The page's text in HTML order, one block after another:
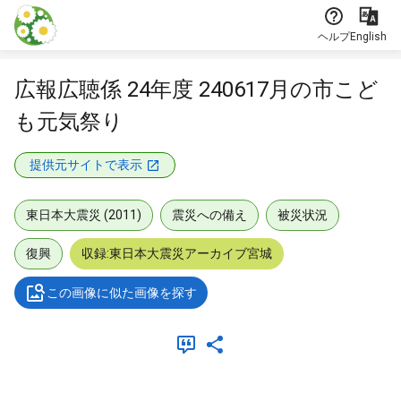
本文に飛ぶ
ヘルプEnglish
広報広聴係 24年度 240617月の市こど
も元気祭り
提供元サイトで表示
東日本大震災 (2011) 震災への備え 被災状況
復興 収録:東日本大震災アーカイブ宮城
この画像に似た画像を探す